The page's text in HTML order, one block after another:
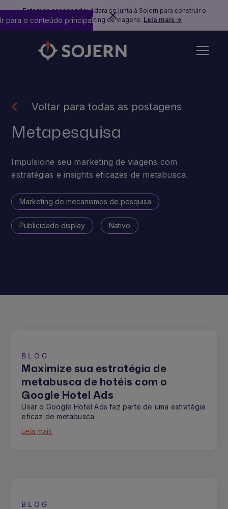
Estamos crescendo:Adara se junta à Sojern para construir o
futuro do marketing de viagens. Leia mais →
Ir para o conteúdo principal
Voltar para todas as postagens
Metapesquisa
Impulsione seu marketing de viagens com
estratégias e insights eficazes de metabusca.
Marketing de mecanismos de pesquisa
Publicidade display Nativo
BLOG
Maximize sua estratégia de
metabusca de hotéis com o
Google Hotel Ads
Usar o Google Hotel Ads faz parte de uma estratégia
eficaz de metabusca.
Leia mais
BLOG